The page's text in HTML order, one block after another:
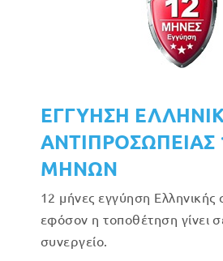
ΕΓΓΥΗΣΗ
ΑΝΤΙΠΡΟΣΩΠΕΙΑΣ
ΜΗΝΩΝ
12 μήνες εγγύηση Ελληνικής
εφόσον η τοποθέτηση γίνει
συνεργείο.